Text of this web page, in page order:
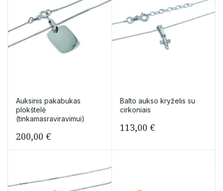
Auksinis pakabukas
plokštelė
(tinkamasraviravimui)
200,00 €
Balto aukso kryželis su
cirkoniais
113,00 €